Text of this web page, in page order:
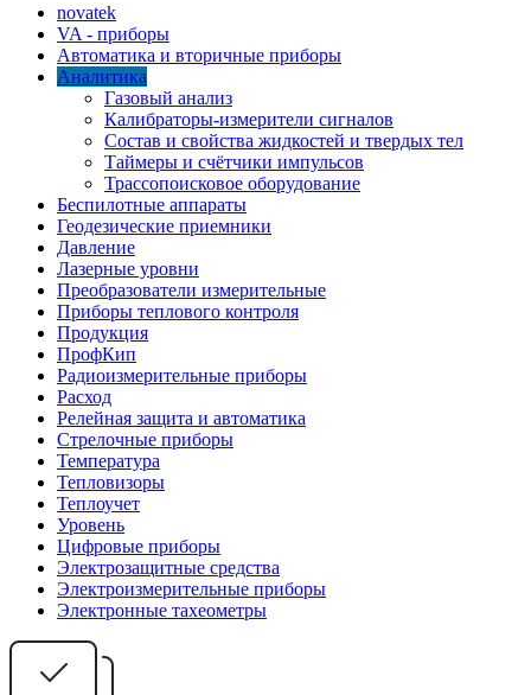
novatek
VA - приборы
Автоматика и вторичные приборы
Аналитика
Газовый анализ
Калибраторы-измерители сигналов
Состав и свойства жидкостей и твердых тел
Таймеры и счётчики импульсов
Трассопоисковое оборудование
Беспилотные аппараты
Геодезические приемники
Давление
Лазерные уровни
Преобразователи измерительные
Приборы теплового контроля
Продукция
ПрофКип
Радиоизмерительные приборы
Расход
Релейная защита и автоматика
Стрелочные приборы
Температура
Тепловизоры
Теплоучет
Уровень
Цифровые приборы
Электрозащитные средства
Электроизмерительные приборы
Электронные тахеометры